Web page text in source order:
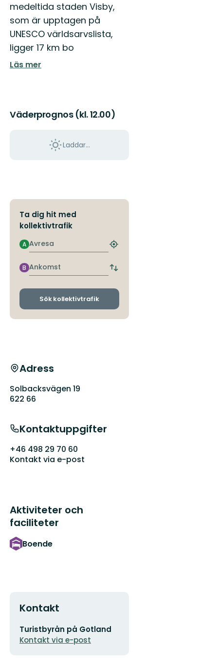
medeltida staden Visby,
som är upptagen på
UNESCO världsarvslista,
ligger 17 km bo
Läs mer
Väderprognos (kl. 12.00)
Laddar...
Ta dig hit med
kollektivtrafik
Avresa
A
Hitta
hållplats
Ankomst
B
Byt
och
Sök kollektivtrafik
Adress
Solbacksvägen 19
622 66
Kontaktuppgifter
+46 498 29 70 60
Kontakt via e-post
Aktiviteter och
faciliteter
Boende
Kontakt
E-
postadress
Turistbyrån på Gotland
Kontakt via e-post